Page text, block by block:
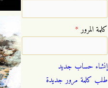
‏كلمة المرور ‏*
إنشاء حساب جديد
طلب كلمة مرور جديدة